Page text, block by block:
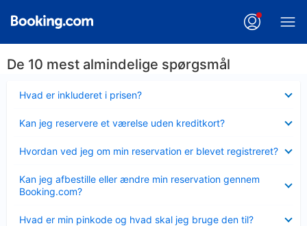
De 10 mest almindelige spørgsmål
Hvad er inkluderet i prisen?
Kan jeg reservere et værelse uden kreditkort?
Hvordan ved jeg om min reservation er blevet registreret?
Kan jeg afbestille eller ændre min reservation gennem
Booking.com?
Hvad er min pinkode og hvad skal jeg bruge den til?